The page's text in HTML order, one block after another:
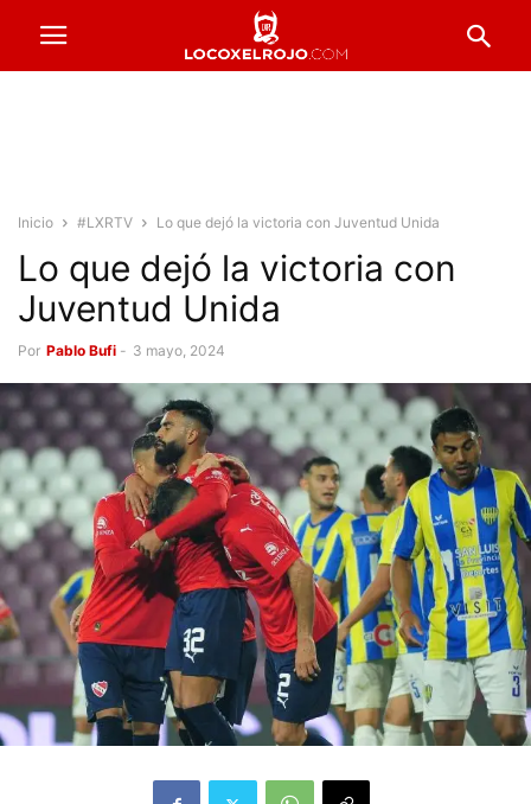
Inicio #LXRTV Lo que dejó la victoria con Juventud Unida
Lo que dejó la victoria con
Juventud Unida
Por Pablo Bufi - 3 mayo, 2024